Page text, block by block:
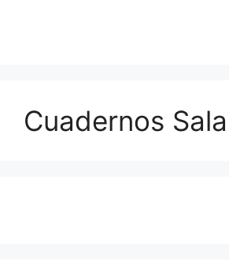
Cuadernos